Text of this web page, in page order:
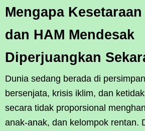
Mengapa
dan HAM Mendesak
Diperjuangkan
Dunia sedang berada di
bersenjata, krisis iklim, dan
secara tidak proporsional
anak-anak, dan kelompok rentan.